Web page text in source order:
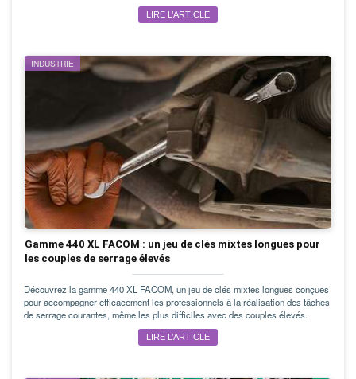
LIRE L’ARTICLE
INDUSTRIE
Gamme 440 XL FACOM : un jeu de clés mixtes longues pour
les couples de serrage élevés
Découvrez la gamme 440 XL FACOM, un jeu de clés mixtes longues conçues
pour accompagner efficacement les professionnels à la réalisation des tâches
de serrage courantes, même les plus difficiles avec des couples élevés.
LIRE L’ARTICLE